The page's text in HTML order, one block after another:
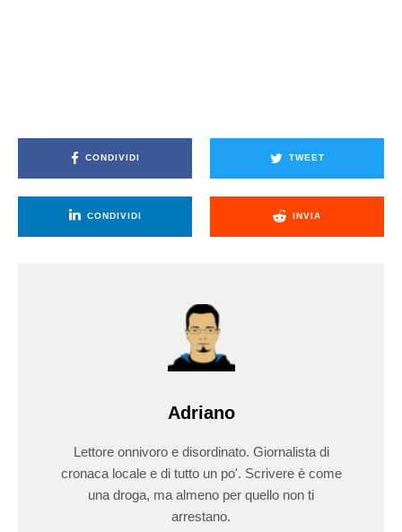
CONDIVIDI TWEET
CONDIVIDI INVIA
Adriano
Lettore onnivoro e disordinato. Giornalista di
cronaca locale e di tutto un po'. Scrivere è come
una droga, ma almeno per quello non ti
arrestano.